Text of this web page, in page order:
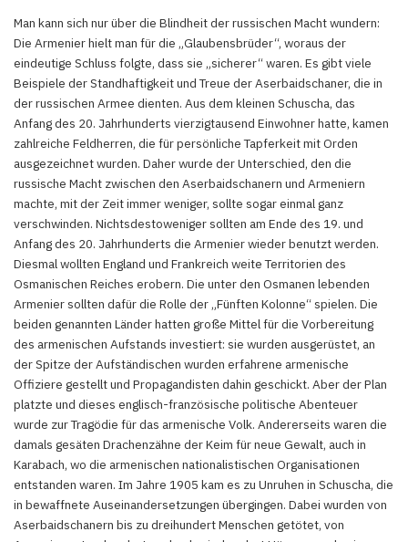
Man kann sich nur über die Blindheit der russischen Macht wundern:
Die Armenier hielt man für die „Glaubensbrüder“, woraus der
eindeutige Schluss folgte, dass sie „sicherer“ waren. Es gibt viele
Beispiele der Standhaftigkeit und Treue der Aserbaidschaner, die in
der russischen Armee dienten. Aus dem kleinen Schuscha, das
Anfang des 20. Jahrhunderts vierzigtausend Einwohner hatte, kamen
zahlreiche Feldherren, die für persönliche Tapferkeit mit Orden
ausgezeichnet wurden. Daher wurde der Unterschied, den die
russische Macht zwischen den Aserbaidschanern und Armeniern
machte, mit der Zeit immer weniger, sollte sogar einmal ganz
verschwinden. Nichtsdestoweniger sollten am Ende des 19. und
Anfang des 20. Jahrhunderts die Armenier wieder benutzt werden.
Diesmal wollten England und Frankreich weite Territorien des
Osmanischen Reiches erobern. Die unter den Osmanen lebenden
Armenier sollten dafür die Rolle der „Fünften Kolonne“ spielen. Die
beiden genannten Länder hatten große Mittel für die Vorbereitung
des armenischen Aufstands investiert: sie wurden ausgerüstet, an
der Spitze der Aufständischen wurden erfahrene armenische
Offiziere gestellt und Propagandisten dahin geschickt. Aber der Plan
platzte und dieses englisch-französische politische Abenteuer
wurde zur Tragödie für das armenische Volk. Andererseits waren die
damals gesäten Drachenzähne der Keim für neue Gewalt, auch in
Karabach, wo die armenischen nationalistischen Organisationen
entstanden waren. Im Jahre 1905 kam es zu Unruhen in Schuscha, die
in bewaffnete Auseinandersetzungen übergingen. Dabei wurden von
Aserbaidschanern bis zu dreihundert Menschen getötet, von